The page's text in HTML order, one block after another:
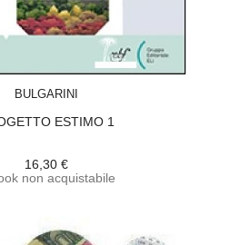
BULGARINI
ESTIMO 1
16,30 €
non acquistabile